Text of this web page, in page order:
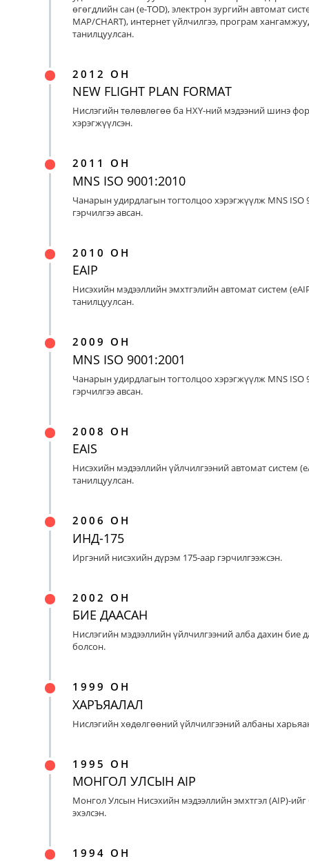
өгөгдлийн сан (e-TOD), электрон зургийн автомат
MAP/CHART), интернет үйлчилгээ, програм
танилцуулсан.
2012 ОН
NEW FLIGHT PLAN FORMAT
Нислэгийн төлөвлөгөө ба НХҮ-ний мэдээний шинэ
хэрэгжүүлсэн.
2011 ОН
MNS ISO 9001:2010
Чанарын удирдлагын тогтолцоо хэрэгжүүлж MNS ISO
гэрчилгээ авсан.
2010 ОН
EAIP
Нисэхийн мэдээллийн эмхтгэлийн автомат систем
танилцуулсан.
2009 ОН
MNS ISO 9001:2001
Чанарын удирдлагын тогтолцоо хэрэгжүүлж MNS ISO
гэрчилгээ авсан.
2008 ОН
EAIS
Нисэхийн мэдээллийн үйлчилгээний автомат систем
танилцуулсан.
2006 ОН
ИНД-175
Иргэний нисэхийн дүрэм 175-аар гэрчилгээжсэн.
2002 ОН
БИЕ ДААСАН
Нислэгийн мэдээллийн үйлчилгээний алба дахин бие
болсон.
1999 ОН
ХАРЪЯАЛАЛ
Нислэгийн хөдөлгөөний үйлчилгээний албаны
1995 ОН
МОНГОЛ УЛСЫН AIP
Монгол Улсын Нисэхийн мэдээллийн эмхтгэл (AIP)-
эхэлсэн.
1994 ОН